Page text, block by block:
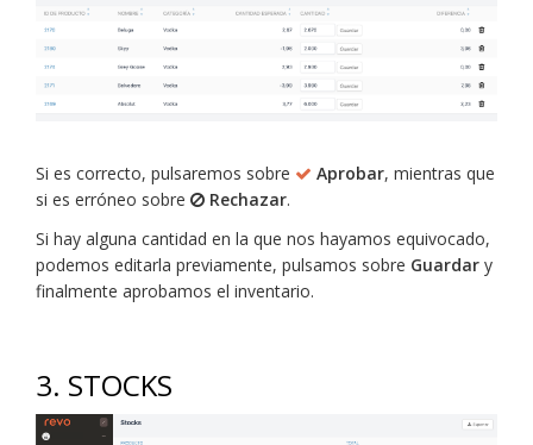
Si es correcto, pulsaremos sobre Aprobar, mientras que
si es erróneo sobre
Rechazar.
Si hay alguna cantidad en la que nos hayamos equivocado,
podemos editarla previamente, pulsamos sobre Guardar y
finalmente aprobamos el inventario.
3. STOCKS